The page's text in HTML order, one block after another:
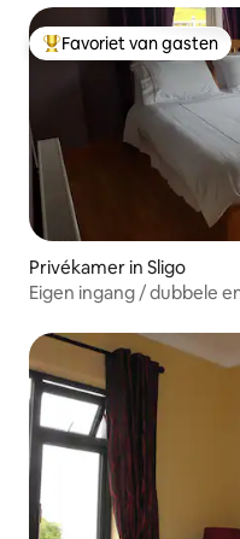
Topfavoriet van gasten
Favoriet van gasten
Privékamer in Sligo
Eigen ingang / dubbele